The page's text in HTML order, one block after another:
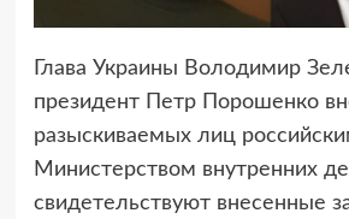
Глава Украины Володимир
президент Петр Порошенко
разыскиваемых лиц
Министерством внутренних
свидетельствуют внесенные